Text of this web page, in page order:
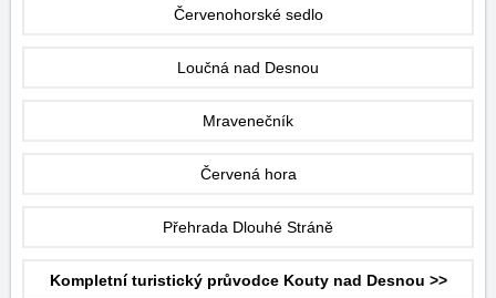
Červenohorské sedlo
Loučná nad Desnou
Mravenečník
Červená hora
Přehrada Dlouhé Stráně
Kompletní turistický průvodce Kouty nad Desnou >>